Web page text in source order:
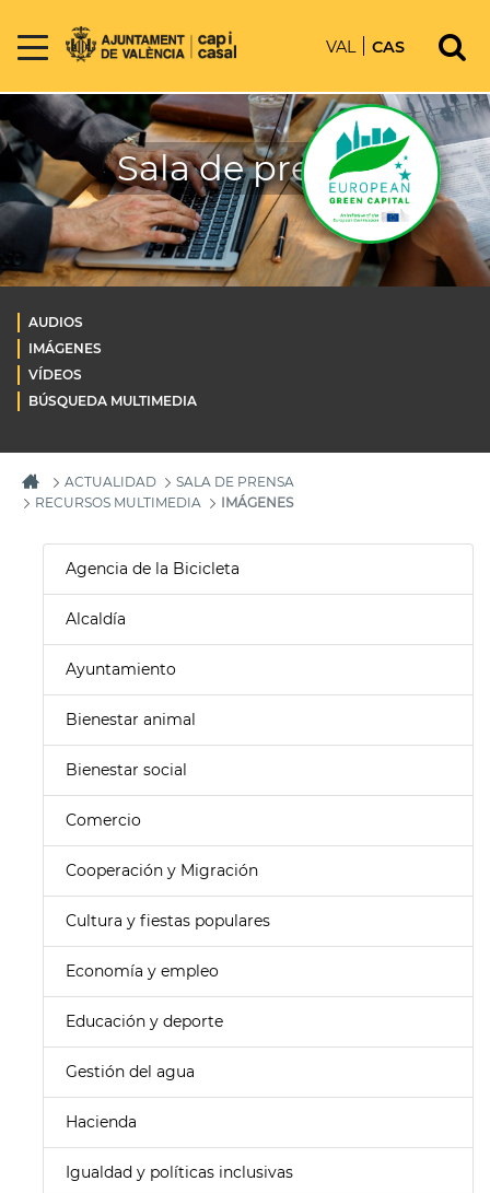
VAL CAS
Sala de prensa
AUDIOS
IMÁGENES
VÍDEOS
BÚSQUEDA MULTIMEDIA
ACTUALIDAD
SALA DE PRENSA
RECURSOS MULTIMEDIA
IMÁGENES
Agencia de la Bicicleta
Alcaldía
Ayuntamiento
Bienestar animal
Bienestar social
Comercio
Cooperación y Migración
Cultura y fiestas populares
Economía y empleo
Educación y deporte
Gestión del agua
Hacienda
Igualdad y políticas inclusivas